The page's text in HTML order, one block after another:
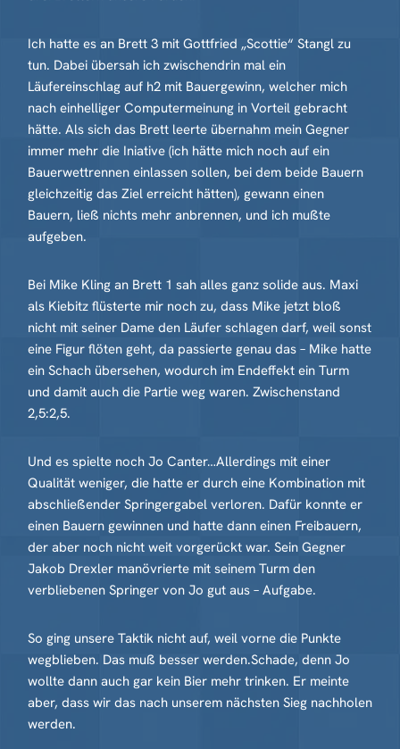
Ich hatte es an Brett 3 mit Gottfried „Scottie“ Stangl zu
tun. Dabei übersah ich zwischendrin mal ein
Läufereinschlag auf h2 mit Bauergewinn, welcher mich
nach einhelliger Computermeinung in Vorteil gebracht
hätte. Als sich das Brett leerte übernahm mein Gegner
immer mehr die Iniative (ich hätte mich noch auf ein
Bauerwettrennen einlassen sollen, bei dem beide Bauern
gleichzeitig das Ziel erreicht hätten), gewann einen
Bauern, ließ nichts mehr anbrennen, und ich mußte
aufgeben.
Bei Mike Kling an Brett 1 sah alles ganz solide aus. Maxi
als Kiebitz flüsterte mir noch zu, dass Mike jetzt bloß
nicht mit seiner Dame den Läufer schlagen darf, weil sonst
eine Figur flöten geht, da passierte genau das – Mike hatte
ein Schach übersehen, wodurch im Endeffekt ein Turm
und damit auch die Partie weg waren. Zwischenstand
2,5:2,5.
Und es spielte noch Jo Canter…Allerdings mit einer
Qualität weniger, die hatte er durch eine Kombination mit
abschließender Springergabel verloren. Dafür konnte er
einen Bauern gewinnen und hatte dann einen Freibauern,
der aber noch nicht weit vorgerückt war. Sein Gegner
Jakob Drexler manövrierte mit seinem Turm den
verbliebenen Springer von Jo gut aus – Aufgabe.
So ging unsere Taktik nicht auf, weil vorne die Punkte
wegblieben. Das muß besser werden.Schade, denn Jo
wollte dann auch gar kein Bier mehr trinken. Er meinte
aber, dass wir das nach unserem nächsten Sieg nachholen
werden.